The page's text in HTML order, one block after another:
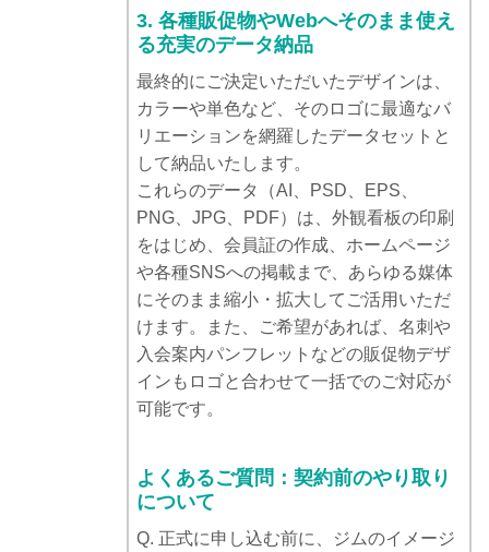
3. 各種販促物やWebへそのまま使え
る充実のデータ納品
最終的にご決定いただいたデザインは、
カラーや単色など、そのロゴに最適なバ
リエーションを網羅したデータセットと
して納品いたします。
これらのデータ（AI、PSD、EPS、
PNG、JPG、PDF）は、外観看板の印刷
をはじめ、会員証の作成、ホームページ
や各種SNSへの掲載まで、あらゆる媒体
にそのまま縮小・拡大してご活用いただ
けます。また、ご希望があれば、名刺や
入会案内パンフレットなどの販促物デザ
インもロゴと合わせて一括でのご対応が
可能です。
よくあるご質問：契約前のやり取り
について
Q. 正式に申し込む前に、ジムのイメージ